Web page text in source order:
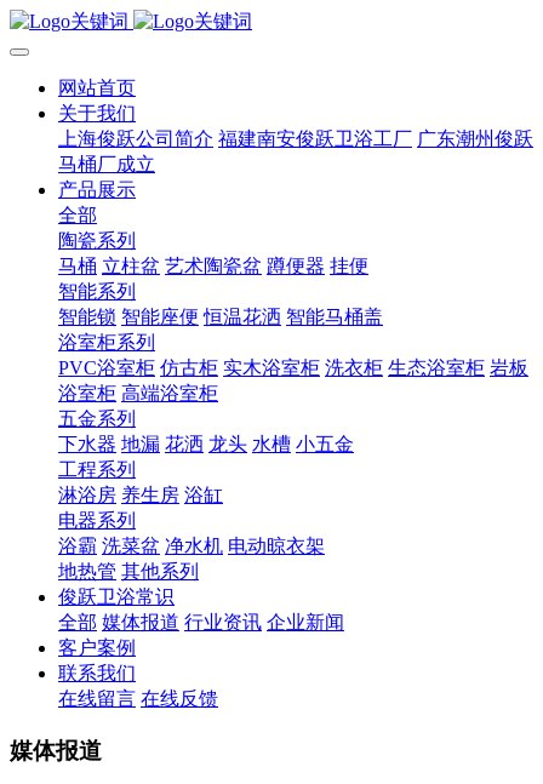
网站首页
关于我们
上海俊跃公司简介 福建南安俊跃卫浴工厂 广东潮州俊跃
马桶厂成立
产品展示
全部
陶瓷系列
马桶 立柱盆 艺术陶瓷盆 蹲便器 挂便
智能系列
智能锁 智能座便 恒温花洒 智能马桶盖
浴室柜系列
PVC浴室柜 仿古柜 实木浴室柜 洗衣柜 生态浴室柜 岩板
浴室柜 高端浴室柜
五金系列
下水器 地漏 花洒 龙头 水槽 小五金
工程系列
淋浴房 养生房 浴缸
电器系列
浴霸 洗菜盆 净水机 电动晾衣架
地热管 其他系列
俊跃卫浴常识
全部 媒体报道 行业资讯 企业新闻
客户案例
联系我们
在线留言 在线反馈
媒体报道